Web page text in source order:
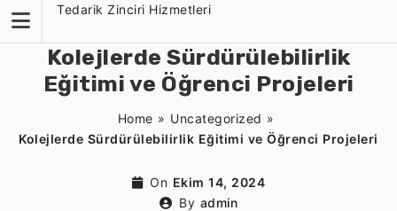
content
Tedarik Zinciri Hizmetleri
Kolejlerde Sürdürülebilirlik
Eğitimi ve Öğrenci Projeleri
Home » Uncategorized »
Kolejlerde Sürdürülebilirlik Eğitimi ve Öğrenci Projeleri
On Ekim 14, 2024
By admin